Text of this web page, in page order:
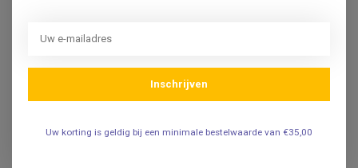
57,50 Incl. 0% btw
47,52 Excl. btw
Inschrijven
Uw korting is geldig bij een minimale bestelwaarde van €35,00